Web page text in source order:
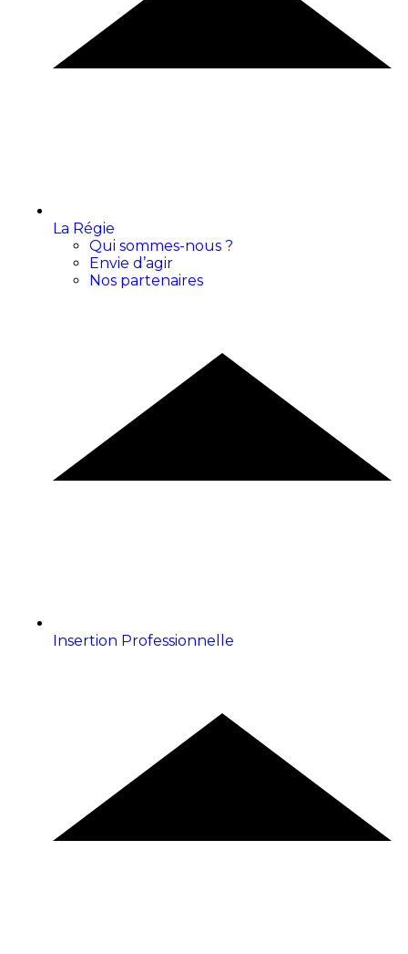
La Régie
Qui sommes-nous ?
Envie d’agir
Nos partenaires
Insertion Professionnelle